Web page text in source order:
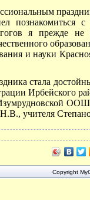
познакомиться с
я прежде
и науки
стала
Ирбейского
Н.В., учителя
Copyright